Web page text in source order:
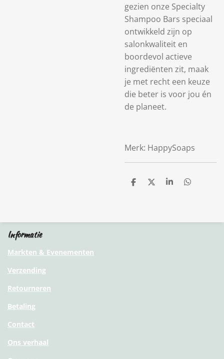
gezien onze Specialty
Shampoo Bars speciaal
ontwikkeld zijn op
salonkwaliteit en
boordevol actieve
ingrediënten zit, maak
je met recht een keuze
die beter is voor jou én
de planeet.
Merk: HappySoaps
D
D
S
D
Informatie
Markten & Evenementen
Verzending
Retourneren
Betaling
Contact
Ons verhaal